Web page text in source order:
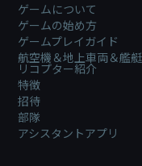
ゲームについて
ゲームの始め方
ゲームプレイガイド
航空機＆地上車両＆艦
リコプター紹介
特徴
招待
部隊
アシスタントアプリ